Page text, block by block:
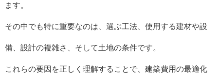
ます。
その中でも特に重要なのは、選ぶ工法、使用する建材や設
備、設計の複雑さ、そして土地の条件です。
これらの要因を正しく理解することで、建築費用の最適化